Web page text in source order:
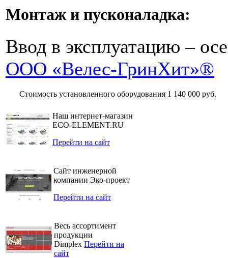
Монтаж и пусконаладка:
Ввод в эксплуатацию –
ООО «Велес-ГринХит»®
Стоимость установленного оборудования 1 140 000 руб.
Наш интернет-магазин
ECO-ELEMENT.RU
Перейти на сайт
Сайт инженерной
компании Эко-проект
Перейти на сайт
Весь ассортимент
продукции
Dimplex Перейти на
сайт